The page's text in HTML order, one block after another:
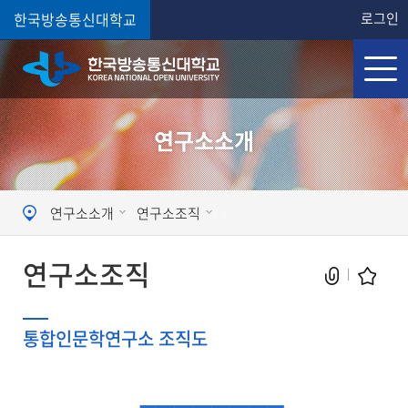
한국방송통신대학교 로그인
연구소소개
연구소소개 연구소조직
연구소조직
통합인문학연구소 조직도